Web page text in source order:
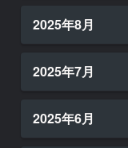
2025年8月
2025年7月
2025年6月